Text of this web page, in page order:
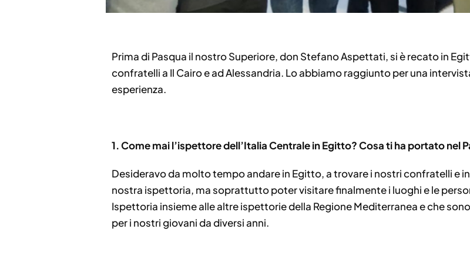
Prima di Pasqua il nostro Superiore, don Stefano Aspettati, si è recato in
confratelli a Il Cairo e ad Alessandria. Lo abbiamo raggiunto per una
esperienza.
1.⁠Come mai l’ispettore dell’Italia Centrale in Egitto? Cosa ti ha portato nel
Desideravo da molto tempo andare in Egitto, a trovare i nostri confratelli e
nostra ispettoria, ma soprattutto poter visitare finalmente i luoghi e le
Ispettoria insieme alle altre ispettorie della Regione Mediterranea e che
per i nostri giovani da diversi anni.